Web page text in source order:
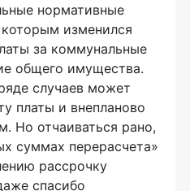
нормативные
изменился
за коммунальные
общего имущества.
случаев может
платы и внепланово
Но отчаиваться рано,
суммах перерасчета»
рассрочку
спасибо